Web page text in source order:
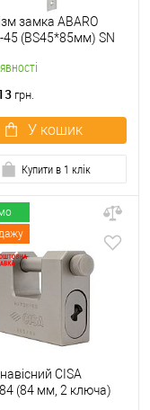
замка ABARO
45 (BS45*85мм) SN
грн.
У кошик
Купити в 1 клік
CISA
(84 мм, 2 ключа)